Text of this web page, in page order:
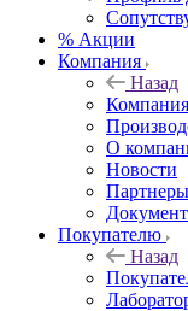
% Акции
Компания
Назад
Компания
О
Новости
Партнеры
Покупателю
Назад